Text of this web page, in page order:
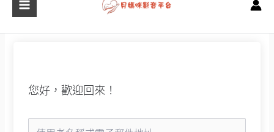
容
您好，歡迎回來！